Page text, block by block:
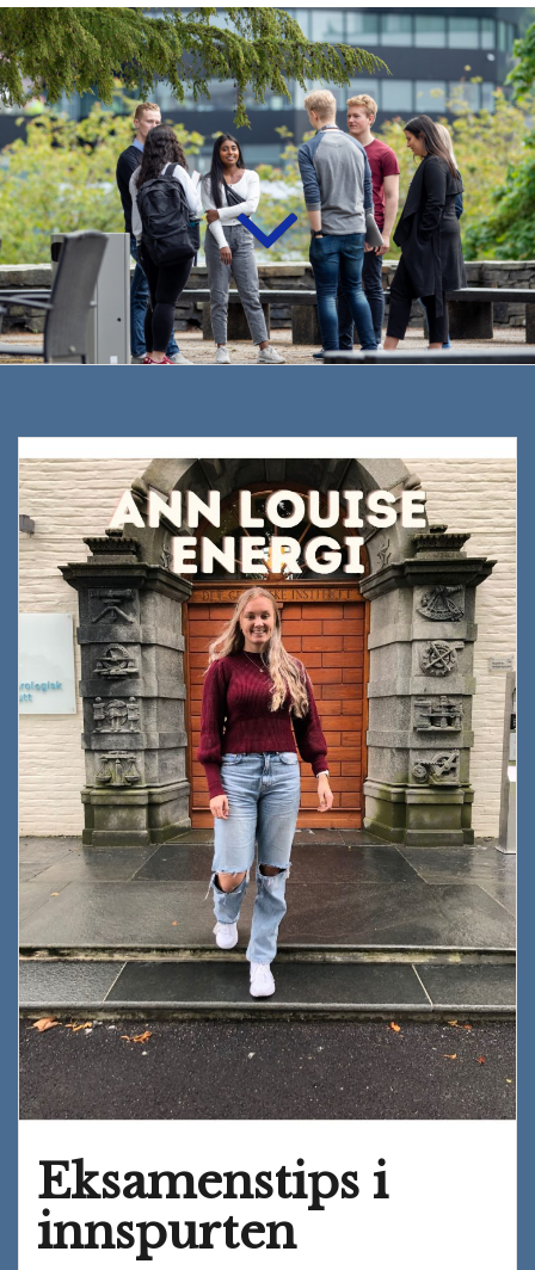
Eksamenstips i
innspurten